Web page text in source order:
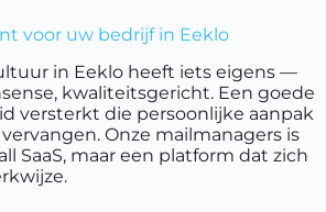
voor uw bedrijf in Eeklo
in Eeklo heeft iets eigens —
kwaliteitsgericht. Een goede
versterkt die persoonlijke aanpak
Onze mailmanagers is
SaaS, maar een platform dat zich